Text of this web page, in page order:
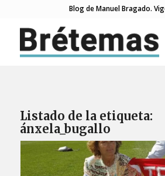
Blog de Manuel Bragado.
Listado de la etiqueta:
ánxela_bugallo